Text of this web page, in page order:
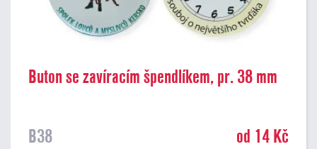
Buton se zavíracím špendlíkem, pr. 38 mm
B38 od 14 Kč